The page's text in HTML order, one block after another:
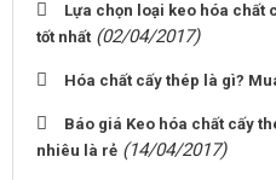
Lựa chọn loại keo hóa chất
tốt nhất (02/04/2017)
Hóa chất cấy thép là gì?
Báo giá Keo hóa chất cấy
nhiêu là rẻ (14/04/2017)